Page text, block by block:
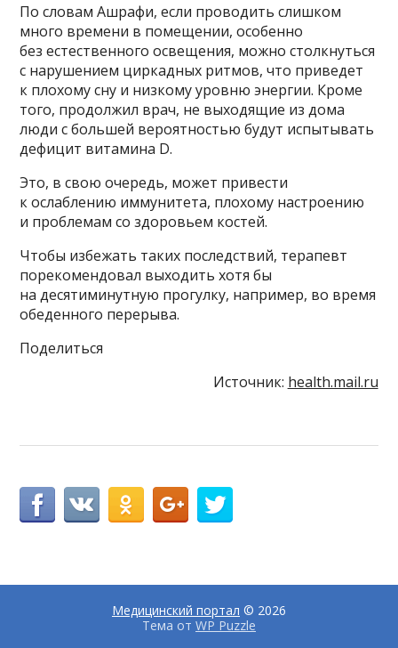
По словам Ашрафи, если проводить слишком
много времени в помещении, особенно
без естественного освещения, можно столкнуться
с нарушением циркадных ритмов, что приведет
к плохому сну и низкому уровню энергии. Кроме
того, продолжил врач, не выходящие из дома
люди с большей вероятностью будут испытывать
дефицит витамина D.
Это, в свою очередь, может привести
к ослаблению иммунитета, плохому настроению
и проблемам со здоровьем костей.
Чтобы избежать таких последствий, терапевт
порекомендовал выходить хотя бы
на десятиминутную прогулку, например, во время
обеденного перерыва.
Поделиться
Источник: health.mail.ru
Медицинский портал © 2026
Тема от WP Puzzle